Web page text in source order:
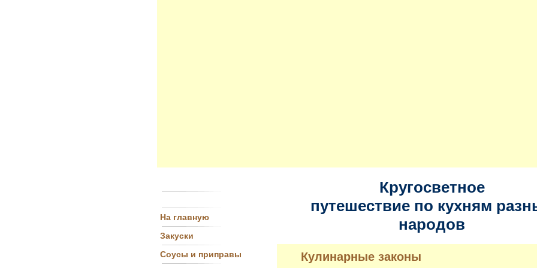
На главную
Закуски
Соусы и приправы
Кругосветное
путешествие по кухням
народов
Кулинарные законы